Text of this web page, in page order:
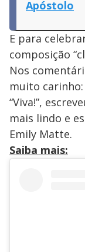
Apóstolo
E para
composição
Nos
muito carinho:
“Viva!”,
mais lindo e
Emily Matte.
Saiba mais: